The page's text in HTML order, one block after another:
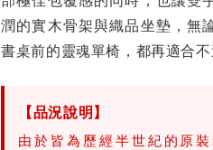
潤的實木骨架與織品坐墊，無
書桌前的靈魂單椅，都再適合不
【品況說明】
由於皆為歷經半世紀的原